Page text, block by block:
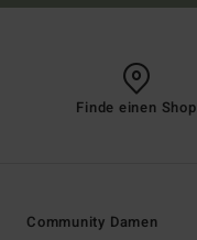
Finde einen Shop
Community Damen